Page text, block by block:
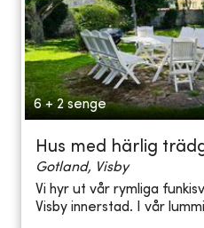
6 + 2 senge
Hus med härlig
Gotland, Visby
Vi hyr ut vår rymliga
Visby innerstad. I vår